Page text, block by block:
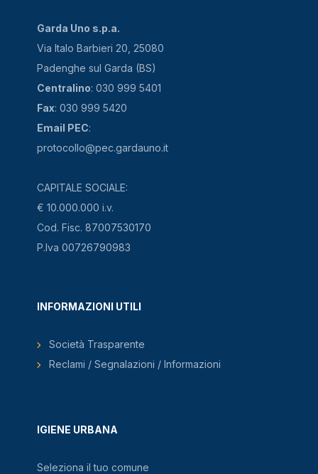
Garda Uno s.p.a.
Via Italo Barbieri 20, 25080
Padenghe sul Garda (BS)
Centralino: 030 999 5401
Fax: 030 999 5420
Email PEC:
protocollo@pec.gardauno.it
CAPITALE SOCIALE:
€ 10.000.000 i.v.
Cod. Fisc. 87007530170
P.Iva 00726790983
IGIENE URBANA
Seleziona il tuo comune
INFORMAZIONI UTILI
Società Trasparente
Reclami / Segnalazioni / Informazioni